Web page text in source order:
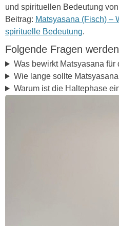
und spirituellen Bedeutung
Beitrag: Matsyasana (Fisch) –
spirituelle Bedeutung.
Folgende Fragen
Was bewirkt Matsyasana für
Wie lange sollte
Warum ist die Haltephase